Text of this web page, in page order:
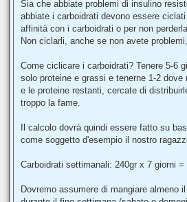
Sia che abbiate problemi di insulino
abbiate i carboidrati devono essere
affinità con i carboidrati o per non
Non ciclarli, anche se non avete
Come ciclicare i carboidrati? Tenere 5-6
solo proteine e grassi e tenerne 1-2 dove
e le proteine restanti, cercate di
troppo la fame.
Il calcolo dovrà quindi essere fatto su
come soggetto d'esempio il nostro
Carboidrati settimanali: 240gr x 7 giorni =
Dovremo assumere di mangiare almeno